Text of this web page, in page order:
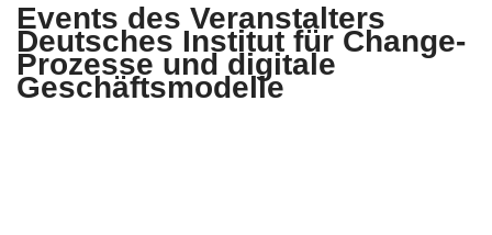
Events des Veranstalters
Deutsches Institut für Change-
Prozesse und digitale
Geschäftsmodelle